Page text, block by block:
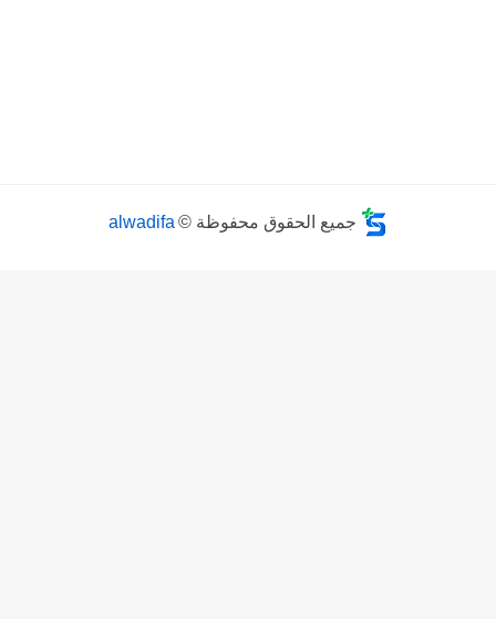
جميع الحقوق محفوظة © alwadifa